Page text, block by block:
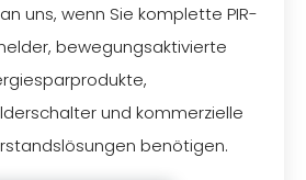
uns, wenn Sie komplette PIR-
bewegungsaktivierte
und kommerzielle
benötigen.